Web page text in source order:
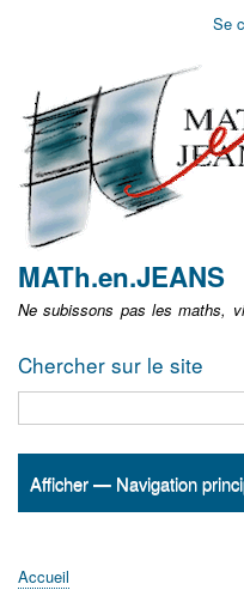
non
identifié
Se
MATh.en.JEANS
Ne subissons pas les maths,
Chercher sur le site
Navigation
Afficher — Navigation
Accueil
ActualitésMATh.en.JEANS ?
Régions et Ateliers
Créer, gérer un atelier
Sujets/Publications
Congrès
Accueil